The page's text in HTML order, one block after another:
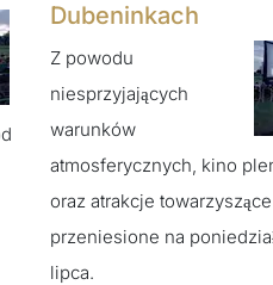
Dubeninkach
Z powodu
niesprzyjających
warunków
atmosferycznych, kino
oraz atrakcje
przeniesione na
lipca.